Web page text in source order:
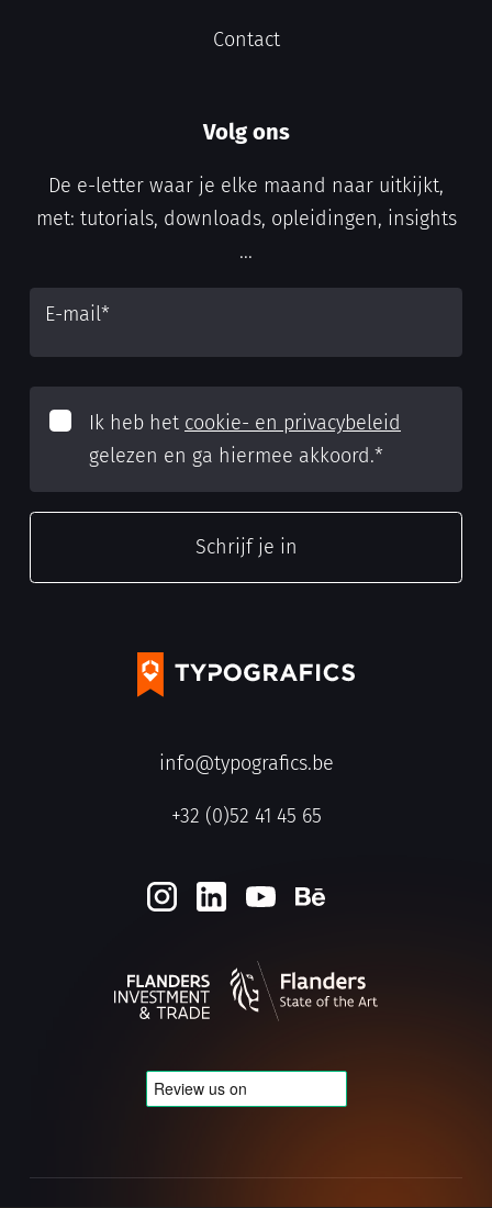
info@typografics.be
+32 (0)52 41 45 65
Contact
Volg ons
De e-letter waar je elke maand naar uitkijkt,
met: tutorials, downloads, opleidingen, insights
...
E-mail*
Ik heb het cookie- en privacybeleid
gelezen en ga hiermee akkoord.*